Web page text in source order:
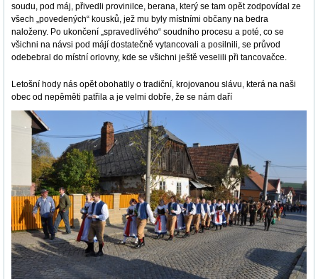
soudu, pod máj, přivedli provinilce, berana, který se tam opět zodpovídal ze
všech „povedených“ kousků, jež mu byly místními občany na bedra
naloženy. Po ukončení „spravedlivého“ soudního procesu a poté, co se
všichni na návsi pod májí dostatečně vytancovali a posilnili, se průvod
odebebral do místní orlovny, kde se všichni ještě veselili při tancovačce.
Letošní hody nás opět obohatily o tradiční, krojovanou slávu, která na naši
obec od nepěměti patřila a je velmi dobře, že se nám daří